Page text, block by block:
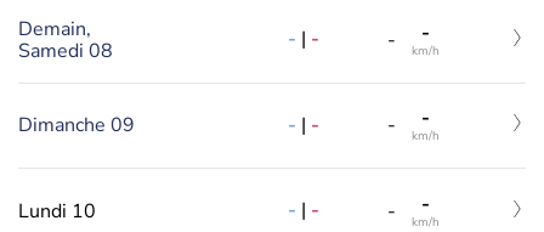
Demain,
Samedi 08
- | - - -
km/h
Dimanche 09 - | - - -
km/h
Lundi 10 - | - - -
km/h